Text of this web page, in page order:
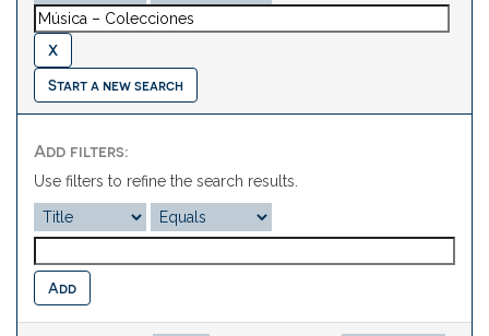
Start a new search
Add filters:
Use filters to refine the search results.